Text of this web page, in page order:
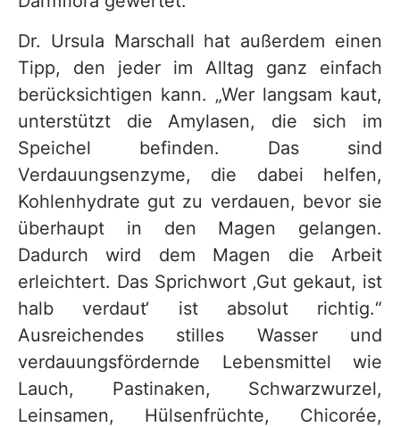
Dr. Ursula Marschall hat außerdem einen
Tipp, den jeder im Alltag ganz einfach
berücksichtigen kann. „Wer langsam kaut,
unterstützt die Amylasen, die sich im
Speichel befinden. Das sind
Verdauungsenzyme, die dabei helfen,
Kohlenhydrate gut zu verdauen, bevor sie
überhaupt in den Magen gelangen.
Dadurch wird dem Magen die Arbeit
erleichtert. Das Sprichwort ‚Gut gekaut, ist
halb verdaut‘ ist absolut richtig.“
Ausreichendes stilles Wasser und
verdauungsfördernde Lebensmittel wie
Lauch, Pastinaken, Schwarzwurzel,
Leinsamen, Hülsenfrüchte, Chicorée,